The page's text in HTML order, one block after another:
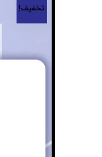
تخفیف!